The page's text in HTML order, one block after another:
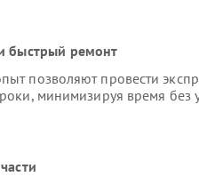
быстрый ремонт
позволяют провести
минимизируя время без